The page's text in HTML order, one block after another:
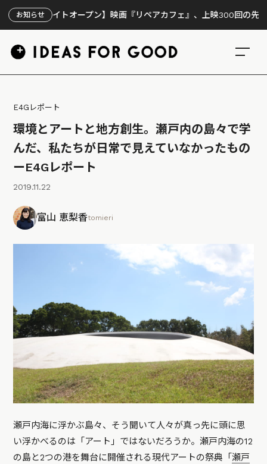
お知らせ
イトオープン】映画『リペアカフェ』、上映300回の先で見えてきた
E4Gレポート
環境とアートと地方創生。瀬戸内の島々で学
んだ、私たちが日常で見えていなかったもの
ーE4Gレポート
2019.11.22
富山 恵梨香tomieri
瀬戸内海に浮かぶ島々、そう聞いて人々が真っ先に頭に思
い浮かべるのは「アート」ではないだろうか。瀬戸内海の12
の島と2つの港を舞台に開催される現代アートの祭典「瀬戸